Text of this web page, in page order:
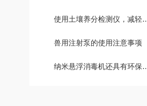
使用土壤养分检测仪，减轻肥料土壤环境的污染
兽用注射泵的使用注意事项
纳米悬浮消毒机还具有环保、安全的特点